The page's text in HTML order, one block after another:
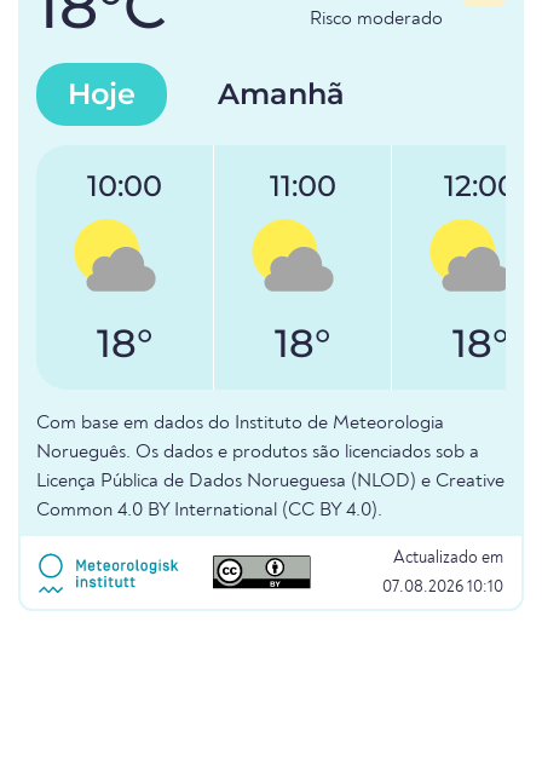
Risco moderado
Hoje Amanhã
10:00
18°
11:00
18°
12:00
18°
Com base em dados do Instituto de Meteorologia
Norueguês. Os dados e produtos são licenciados sob a
Licença Pública de Dados Norueguesa (NLOD) e Creative
Common 4.0 BY International (CC BY 4.0).
Actualizado em
07.08.2026 10:10